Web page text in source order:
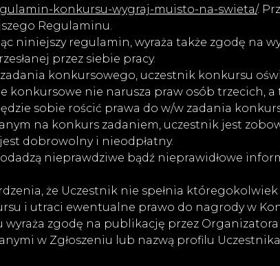
konkursu-wygraj-muisto-na-swieta/.
Regulaminu.
niniejszy regulamin, wyraża także zgodę na
przez siebie pracy.
zadania konkursowego, uczestnik konkursu
konkursowe nie narusza praw osób trzecich,
sobie rościć prawa do w/w zadania
na konkurs zadaniem, uczestnik jest
dobrowolny i nieodpłatny.
nieprawdziwe bądź nieprawidłowe
że Uczestnik nie spełnia
i utraci ewentualne prawo do nagrody w
wyraża zgodę na publikację przez
w Zgłoszeniu lub nazwą profilu